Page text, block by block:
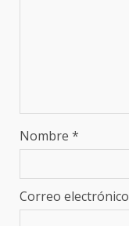
Nombre *
Correo electrónico